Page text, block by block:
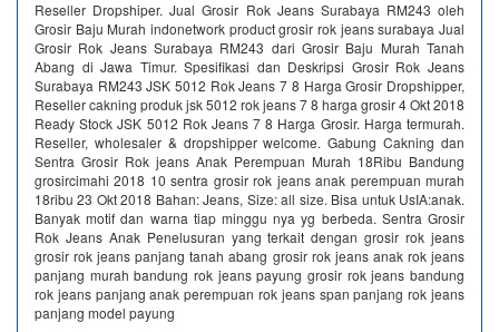
Reseller Dropshiper. Jual Grosir Rok Jeans Surabaya RM243 oleh
Grosir Baju Murah indonetwork product grosir rok jeans surabaya Jual
Grosir Rok Jeans Surabaya RM243 dari Grosir Baju Murah Tanah
Abang di Jawa Timur. Spesifikasi dan Deskripsi Grosir Rok Jeans
Surabaya RM243 JSK 5012 Rok Jeans 7 8 Harga Grosir Dropshipper,
Reseller cakning produk jsk 5012 rok jeans 7 8 harga grosir 4 Okt 2018
Ready Stock JSK 5012 Rok Jeans 7 8 Harga Grosir. Harga termurah.
Reseller, wholesaler & dropshipper welcome. Gabung Cakning dan
Sentra Grosir Rok jeans Anak Perempuan Murah 18Ribu Bandung
grosircimahi 2018 10 sentra grosir rok jeans anak perempuan murah
18ribu 23 Okt 2018 Bahan: Jeans, Size: all size. Bisa untuk UsIA:anak.
Banyak motif dan warna tiap minggu nya yg berbeda. Sentra Grosir
Rok Jeans Anak Penelusuran yang terkait dengan grosir rok jeans
grosir rok jeans panjang tanah abang grosir rok jeans anak rok jeans
panjang murah bandung rok jeans payung grosir rok jeans bandung
rok jeans panjang anak perempuan rok jeans span panjang rok jeans
panjang model payung